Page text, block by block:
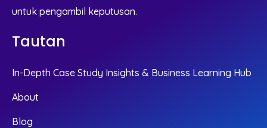
untuk pengambil keputusan.
Tautan
In-Depth Case Study Insights & Business Learning Hub
About
Blog